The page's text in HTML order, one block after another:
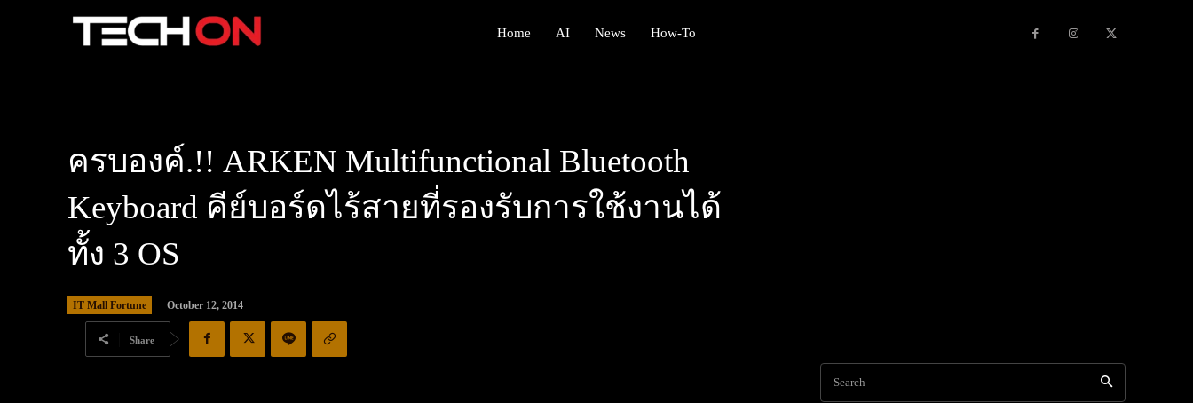
Home AI News How-To
ครบองค์.!! ARKEN Multifunctional Bluetooth
Keyboard คีย์บอร์ดไร้สายที่รองรับการใช้งานได้
ทั้ง 3 OS
IT Mall Fortune October 12, 2014
Share
Search